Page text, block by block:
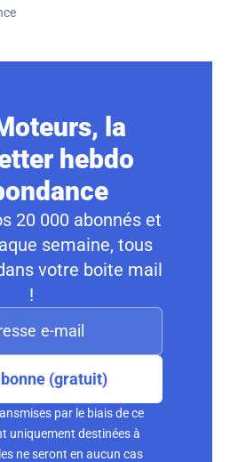
la
hebdo
20 000 abonnés et
semaine, tous
votre boite mail
!
(gratuit)
par le biais de ce
uniquement destinées à
ne seront en aucun cas